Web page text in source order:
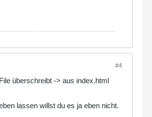
#4
überschreibt -> aus index.html
lassen willst du es ja eben nicht.